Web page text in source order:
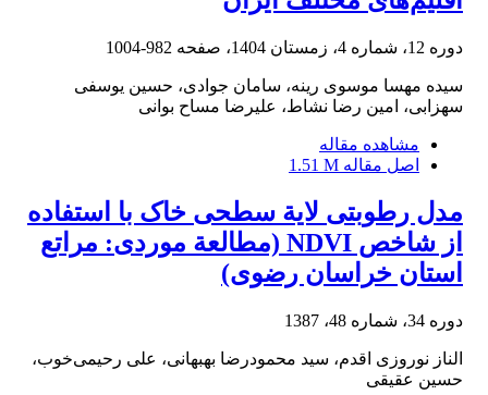
دوره 12، شماره 4، زمستان 1404، صفحه 982-1004
سیده مهسا موسوی رینه، سامان جوادی، حسین یوسفی
سهزابی، امین رضا نشاط، علیرضا مساح بوانی
مشاهده مقاله
اصل مقاله 1.51 M
مدل رطوبتی لایة سطحی خاک با استفاده
از شاخص NDVI (مطالعة موردی: مراتع
استان خراسان رضوی)
دوره 34، شماره 48، 1387
الناز نوروزی اقدم، سید محمودرضا بهبهانی، علی رحیمی‌خوب،
حسین عقیقی